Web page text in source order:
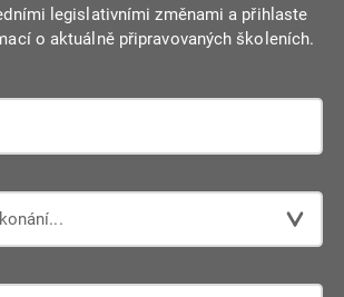
legislativními změnami a přihlaste
o aktuálně připravovaných školeních.